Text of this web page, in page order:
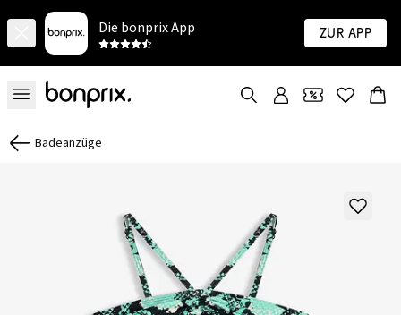
Die bonprix App Zur App
Badeanzüge